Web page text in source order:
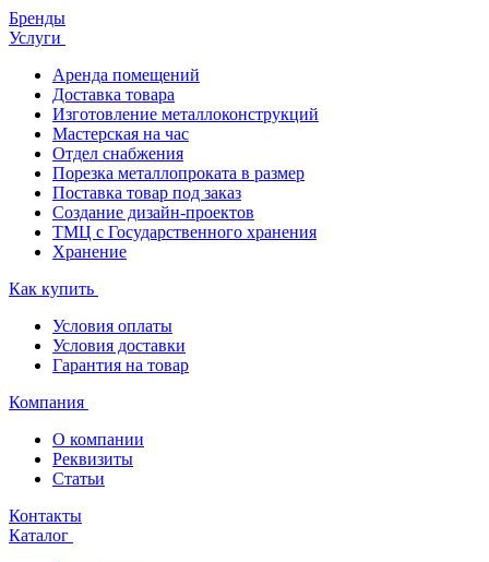
Бренды
Услуги
Аренда помещений
Доставка товара
Изготовление металлоконструкций
Мастерская на час
Отдел снабжения
Порезка металлопроката в размер
Поставка товар под заказ
Создание дизайн-проектов
ТМЦ с Государственного хранения
Хранение
Как купить
Условия оплаты
Условия доставки
Гарантия на товар
Компания
О компании
Реквизиты
Статьи
Контакты
Каталог